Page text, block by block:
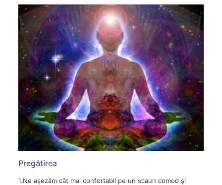
Pregătirea
1.Ne aşezăm cât mai confortabil pe un scaun comod şi